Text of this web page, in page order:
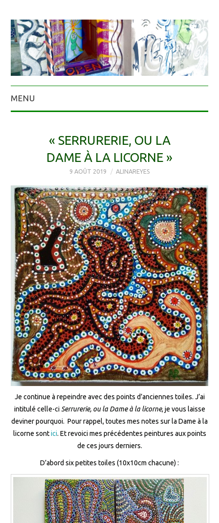
MENU
« SERRURERIE, OU LA
DAME À LA LICORNE »
9 AOÛT 2019 ALINAREYES
Je continue à repeindre avec des points d’anciennes toiles. J’ai
intitulé celle-ci Serrurerie, ou la Dame à la licorne, je vous laisse
deviner pourquoi. Pour rappel, toutes mes notes sur la Dame à la
licorne sontici. Et revoici mes précédentes peintures aux points
de ces jours derniers.
D’abord six petites toiles (10x10cm chacune) :